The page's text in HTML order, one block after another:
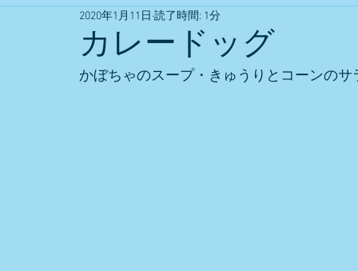
未就園児スマイルキッズランチ
カレードッグ
2020年1月11日 読了時間: 1分
かぼちゃのスープ・きゅうりとコーンのサ